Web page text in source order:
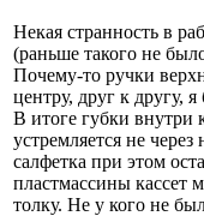
Некая странность в
(раньше такого не
Почему-то ручки
центру, друг к другу,
В итоге губки внутри
устремляется не
салфетка при этом
пластмассины кассет
толку. Не у кого не